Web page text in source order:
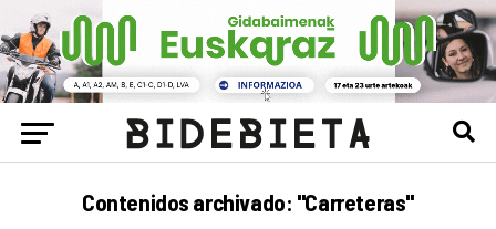
Contenidos archivado: "Carreteras"